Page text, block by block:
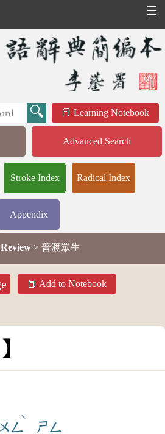
☰
Learning Notebook
Advanced Search
Stroke Index Radical Index
Appendix
> 普渡眾生
Add to Notebook
ㄥ
ˋ
ㄕㄥ